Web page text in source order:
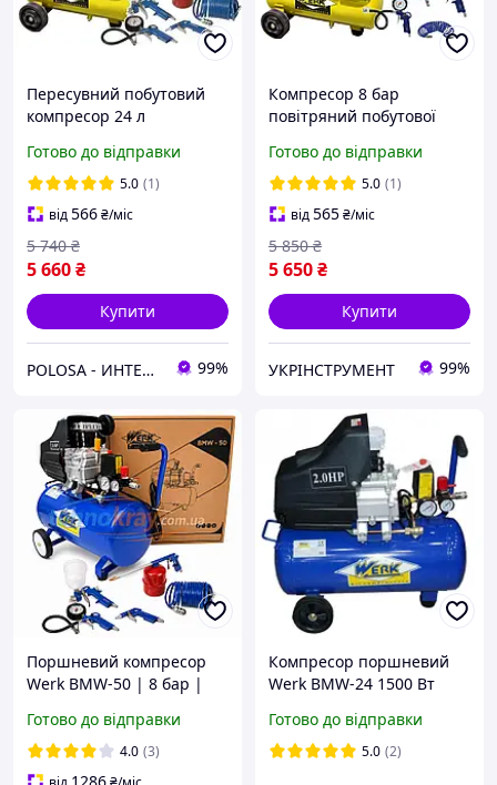
Пересувний побутовий
компресор 24 л
прямопривідний Werk
BM-2Т24N з Набором 5
пневмоінструментів
Готово до відправки
5.0 (1)
від566₴/міс
5 660₴
5 740 ₴
Купити
POLOSA - ИНТЕРНЕТ-МАГАЗИН ТОВАРОВ ДЛЯ СТРОИТЕЛЬСТВА, САДА И ДОМА 99%
Компресор 8 бар
повітряний побутової
гаража з Набором
пневмоінструменту на 4
предмета!
Готово до відправки
5.0 (1)
від565₴/міс
5 650₴
5 850 ₴
Купити
УКРІНСТРУМЕНТ 99%
Поршневий компресор
Werk BMW-50 | 8 бар |
рес-р 50 л | Пневмонабір
з 5 предметів
Готово до відправки
4.0 (3)
Компресор поршневий
Werk BMW-24 1500 Вт
для пневмоінструментів
Готово до відправки
5.0 (2)